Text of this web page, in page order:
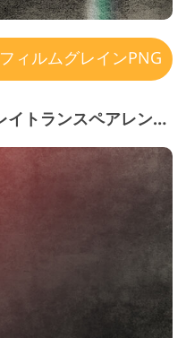
フィルムグレインPNG
フィルムグレインオーバーレイトランスペアレント＃6 "Retro"